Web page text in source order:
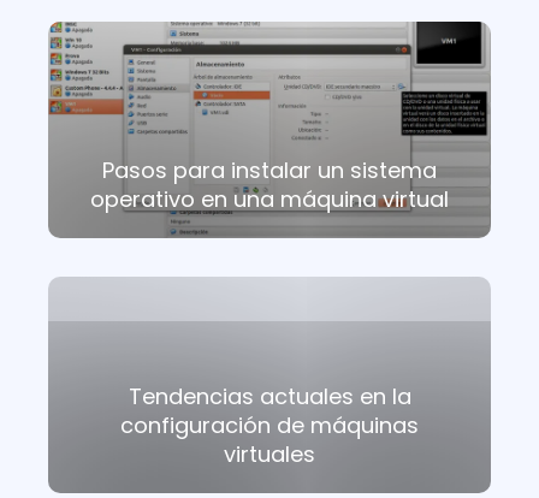
Pasos para instalar un sistema
operativo en una máquina virtual
Tendencias actuales en la
configuración de máquinas
virtuales